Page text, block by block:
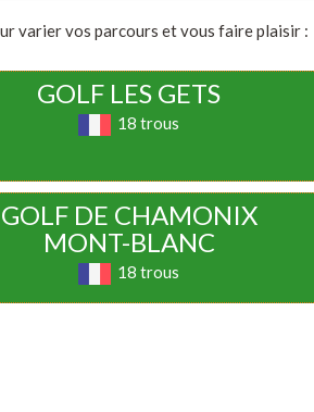
varier vos parcours et vous faire plaisir :
GOLF LES GETS
18 trous
GOLF DE CHAMONIX
MONT-BLANC
18 trous